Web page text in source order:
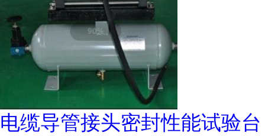
电缆导管接头密封性能试验台